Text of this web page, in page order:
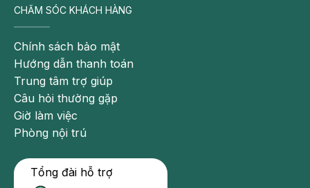
đầu
tiên
ở
sau
tai
rồi
lan
ra
dần
xuống
CHĂM SÓC KHÁCH HÀNG
Chính sách bảo mật
Hướng dẫn thanh toán
Trung tâm trợ giúp
Câu hỏi thường gặp
Giờ làm việc
Phòng nội trú
Tổng đài hỗ trợ